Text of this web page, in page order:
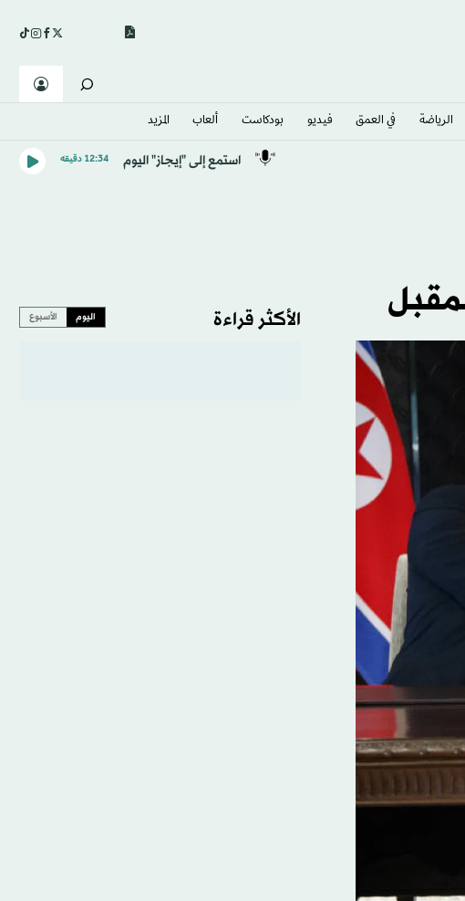
الرياضة في العمق فيديو بودكاست ألعاب المزيد
استمع إلى "إيجاز" اليوم 12:34 دقيقه
الأكثر قراءة اليوم الأسبوع